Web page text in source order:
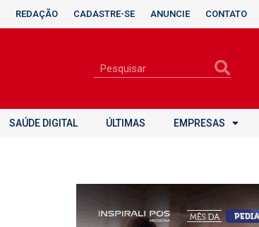
REDAÇÃO CADASTRE-SE ANUNCIE CONTATO
SAÚDE DIGITAL ÚLTIMAS EMPRESAS